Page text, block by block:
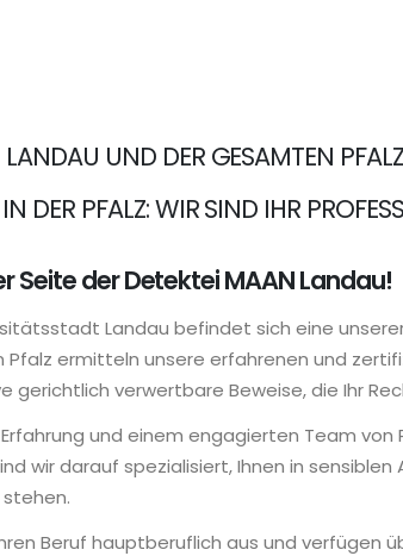
UND DER GESAMTEN PFALZ
PFALZ: WIR SIND IHR
Seite der Detektei MAAN Landau!
Landau befindet sich eine
Pfalz ermitteln unsere erfahrenen und
gerichtlich verwertbare Beweise, die Ihr
und einem engagierten Team
wir darauf spezialisiert, Ihnen in
Beruf hauptberuflich aus und verfügen